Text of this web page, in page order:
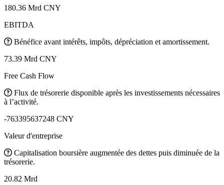
180.36 Mrd CNY
EBITDA
Bénéfice avant intérêts, impôts, dépréciation et amortissement.
73.39 Mrd CNY
Free Cash Flow
Flux de trésorerie disponible après les investissements nécessaires
à l’activité.
-763395637248 CNY
Valeur d'entreprise
Capitalisation boursière augmentée des dettes puis diminuée de la
trésorerie.
20.82 Mrd